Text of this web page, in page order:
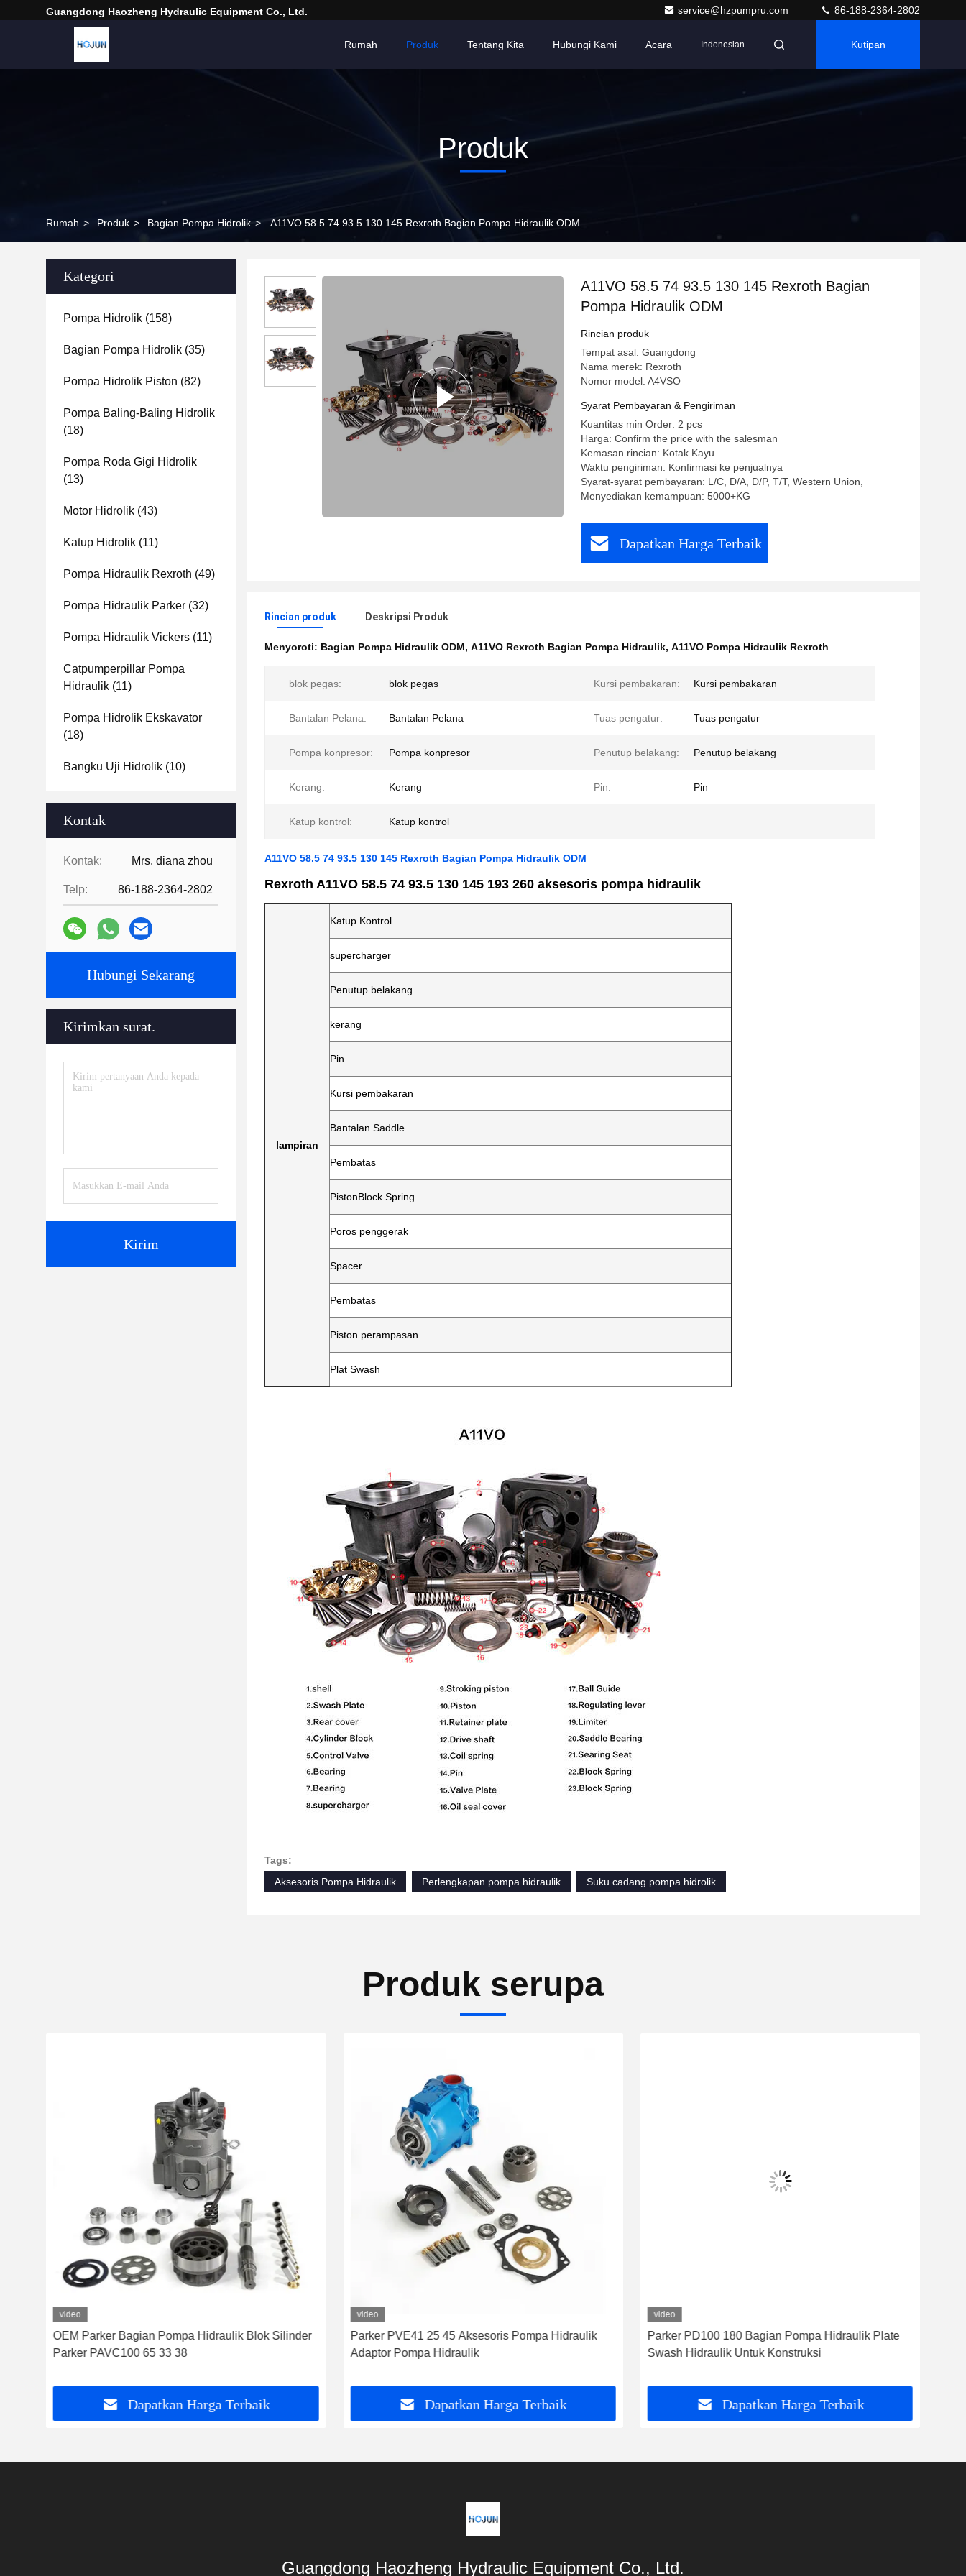
Guangdong Haozheng Hydraulic Equipment Co., Ltd. service@hzpumpru.com 86-188-2364-2802
Rumah Produk Tentang Kita Hubungi Kami Acara Indonesian Kutipan
Produk
Rumah > Produk > Bagian Pompa Hidrolik > A11VO 58.5 74 93.5 130 145 Rexroth Bagian Pompa Hidraulik ODM
Kategori
Pompa Hidrolik (158)
Bagian Pompa Hidrolik (35)
Pompa Hidrolik Piston (82)
Pompa Baling-Baling Hidrolik
(18)
Pompa Roda Gigi Hidrolik
(13)
Motor Hidrolik (43)
Katup Hidrolik (11)
Pompa Hidraulik Rexroth (49)
Pompa Hidraulik Parker (32)
Pompa Hidraulik Vickers (11)
Catpumperpillar Pompa
Hidraulik (11)
Pompa Hidrolik Ekskavator
(18)
Bangku Uji Hidrolik (10)
Kontak
Kontak: Mrs. diana zhou
Telp: 86-188-2364-2802
Hubungi Sekarang
Kirimkan surat.
Kirim
A11VO 58.5 74 93.5 130 145 Rexroth Bagian
Pompa Hidraulik ODM
Rincian produk
Tempat asal: Guangdong
Nama merek: Rexroth
Nomor model: A4VSO
Syarat Pembayaran & Pengiriman
Kuantitas min Order: 2 pcs
Harga: Confirm the price with the salesman
Kemasan rincian: Kotak Kayu
Waktu pengiriman: Konfirmasi ke penjualnya
Syarat-syarat pembayaran: L/C, D/A, D/P, T/T, Western Union,
Menyediakan kemampuan: 5000+KG
Dapatkan Harga Terbaik
Rincian produk Deskripsi Produk
Menyoroti: Bagian Pompa Hidraulik ODM, A11VO Rexroth Bagian Pompa Hidraulik, A11VO Pompa Hidraulik Rexroth
blok pegas: blok pegas Kursi pembakaran: Kursi pembakaran
Bantalan Pelana: Bantalan Pelana Tuas pengatur: Tuas pengatur
Pompa konpresor: Pompa konpresor Penutup belakang: Penutup belakang
Kerang: Kerang Pin: Pin
Katup kontrol: Katup kontrol
A11VO 58.5 74 93.5 130 145 Rexroth Bagian Pompa Hidraulik ODM
Rexroth A11VO 58.5 74 93.5 130 145 193 260 aksesoris pompa hidraulik
lampiran
Katup Kontrol
supercharger
Penutup belakang
kerang
Pin
Kursi pembakaran
Bantalan Saddle
Pembatas
PistonBlock Spring
Poros penggerak
Spacer
Pembatas
Piston perampasan
Plat Swash
Tags:
Aksesoris Pompa Hidraulik
Perlengkapan pompa hidraulik Suku cadang pompa hidrolik
Produk serupa
video
OEM Parker Bagian Pompa Hidraulik Blok Silinder
Parker PAVC100 65 33 38
Dapatkan Harga Terbaik
video
Parker PVE41 25 45 Aksesoris Pompa Hidraulik
Adaptor Pompa Hidraulik
Dapatkan Harga Terbaik
video
Parker PD100 180 Bagian Pompa Hidraulik Plate
Swash Hidraulik Untuk Konstruksi
Dapatkan Harga Terbaik
Guangdong Haozheng Hydraulic Equipment Co., Ltd.